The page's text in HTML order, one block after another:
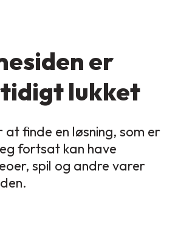
er
lukket
finde en løsning, som er
fortsat kan have
spil og andre varer